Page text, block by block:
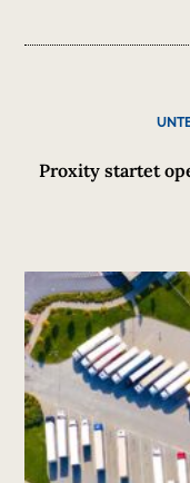
Proxity startet